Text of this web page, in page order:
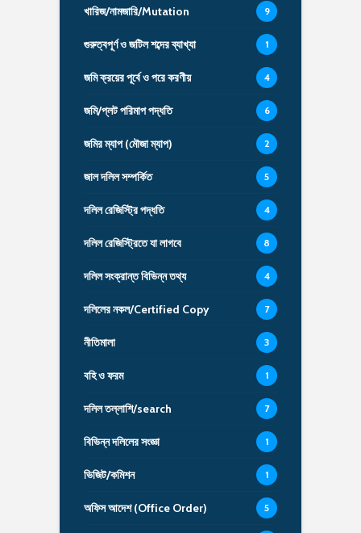
খারিজ/নামজারি/Mutation 9
গুরুত্বপূর্ণ ও জটিল শব্দের ব্যাখ্যা 1
জমি ক্রয়ের পূর্বে ও পরে করণীয় 4
জমি/প্লট পরিমাপ পদ্ধতি 6
জমির ম্যাপ (মৌজা ম্যাপ) 2
জাল দলিল সম্পর্কিত 5
দলিল রেজিস্ট্রি পদ্ধতি 4
দলিল রেজিস্ট্রিতে যা লাগবে 8
দলিল সংক্রান্ত বিভিন্ন তথ্য 4
দলিলের নকল/Certified Copy 7
নীতিমালা 3
বহি ও ফরম 1
দলিল তল্লাশি/search 7
বিভিন্ন দলিলের সংজ্ঞা 1
ভিজিট/কমিশন 1
অফিস আদেশ (Office Order) 5